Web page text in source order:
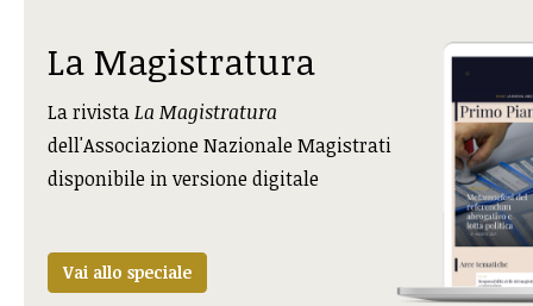
La Magistratura
La rivistaLa Magistratura
dell'Associazione Nazionale Magistrati
disponibile in versione digitale
Vai allo speciale